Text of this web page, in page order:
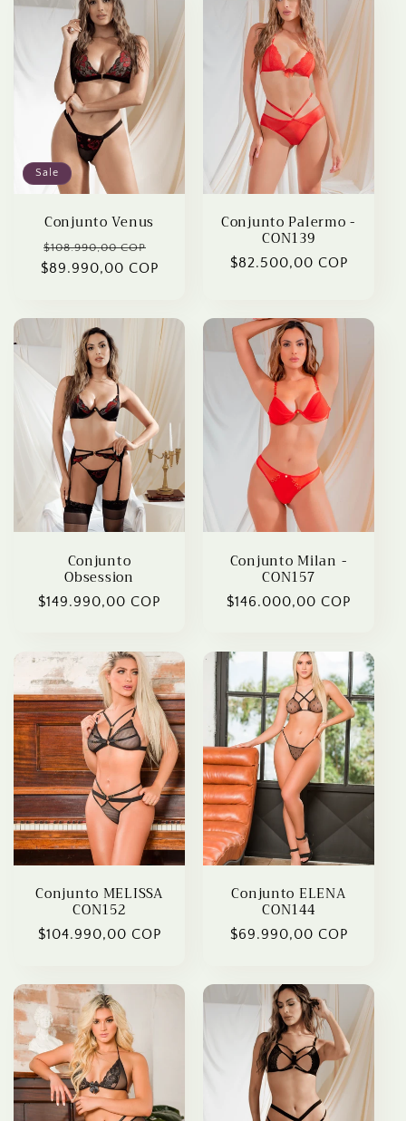
Sale
Conjunto Venus
Regular
price
$108.990,00 COP
price
$89.990,00 COP
Conjunto Palermo -
CON139
Regular
$82.500,00 COP
Conjunto
Obsession
Regular
$149.990,00 COP
Conjunto Milan -
CON157
Regular
$146.000,00 COP
Conjunto MELISSA
CON152
Regular
$104.990,00 COP
Conjunto ELENA
CON144
Regular
$69.990,00 COP